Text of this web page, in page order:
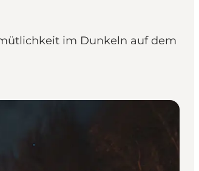
im Dunkeln auf dem